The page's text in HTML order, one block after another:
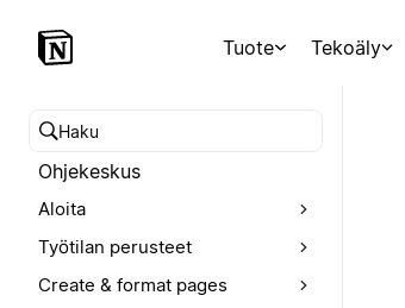
Tuote Tekoäly
Hae ohjekeskuksesta
Ohjekeskus
Aloita
Työtilan perusteet
Create & format pages